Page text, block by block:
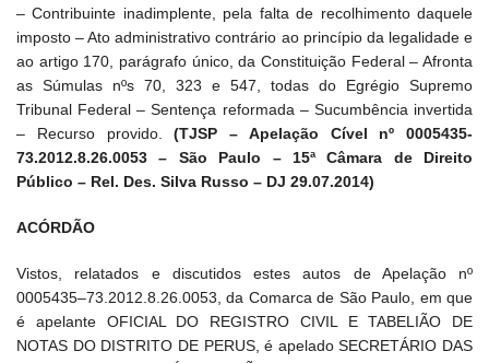
– Contribuinte inadimplente, pela falta de recolhimento daquele
imposto – Ato administrativo contrário ao princípio da legalidade e
ao artigo 170, parágrafo único, da Constituição Federal – Afronta
as Súmulas nºs 70, 323 e 547, todas do Egrégio Supremo
Tribunal Federal – Sentença reformada – Sucumbência invertida
– Recurso provido.(TJSP – Apelação Cível nº 0005435-
73.2012.8.26.0053 – São Paulo – 15ª Câmara de Direito
Público – Rel. Des. Silva Russo – DJ 29.07.2014)
ACÓRDÃO
Vistos, relatados e discutidos estes autos de Apelação nº
0005435–73.2012.8.26.0053, da Comarca de São Paulo, em que
é apelante OFICIAL DO REGISTRO CIVIL E TABELIÃO DE
NOTAS DO DISTRITO DE PERUS, é apelado SECRETÁRIO DAS